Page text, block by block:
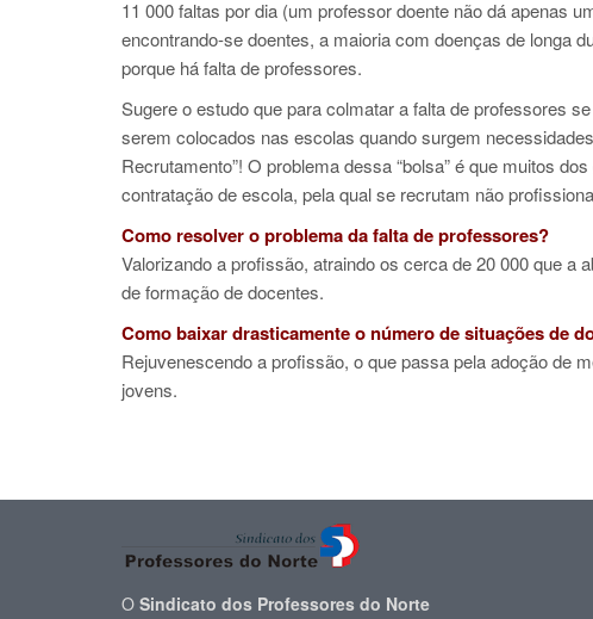
11 000 faltas por dia (um professor doente não dá apenas
encontrando-se doentes, a maioria com doenças de longa
porque há falta de professores.
Sugere o estudo que para colmatar a falta de professores
serem colocados nas escolas quando surgem
Recrutamento”! O problema dessa “bolsa” é que muitos
contratação de escola, pela qual se recrutam não
Como resolver o problema da falta de professores?
Valorizando a profissão, atraindo os cerca de 20 000 que
de formação de docentes.
Como baixar drasticamente o número de situações de
Rejuvenescendo a profissão, o que passa pela adoção de
jovens.
O Sindicato dos Professores do Norte